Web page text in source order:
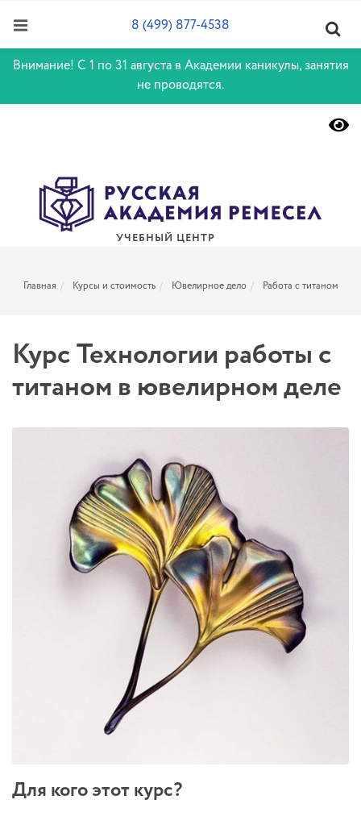
Внимание! С 1 по 31 августа в Академии каникулы, занятия
не проводятся.
УЧЕБНЫЙ ЦЕНТР
8 (499) 877-4538
Главная Курсы и стоимость Ювелирное дело Работа с титаном
Курс Технологии работы с
титаном в ювелирном деле
Для кого этот курс?